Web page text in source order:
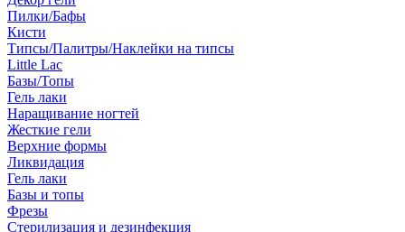
Пилки/Бафы
Кисти
Типсы/Палитры/Наклейки на типсы
Little Lac
Базы/Топы
Гель лаки
Наращивание ногтей
Жесткие гели
Верхние формы
Ликвидация
Гель лаки
Базы и топы
Фрезы
Стерилизация и дезинфекция